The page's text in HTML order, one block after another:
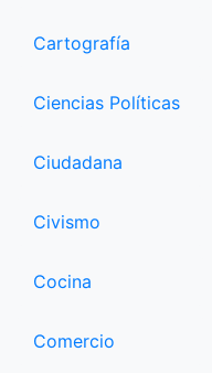
Cartografía
Ciencias Políticas
Ciudadana
Civismo
Cocina
Comercio